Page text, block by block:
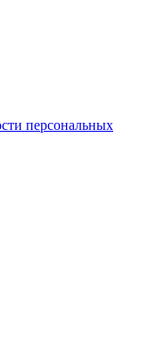
персональных